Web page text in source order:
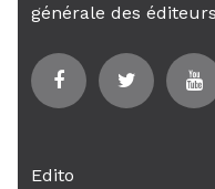
générale des
Edito